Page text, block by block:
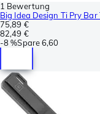
1 Bewertung
Big Idea Design Ti Pry
75,89 €
82,49 €
-8 %Spare6,60